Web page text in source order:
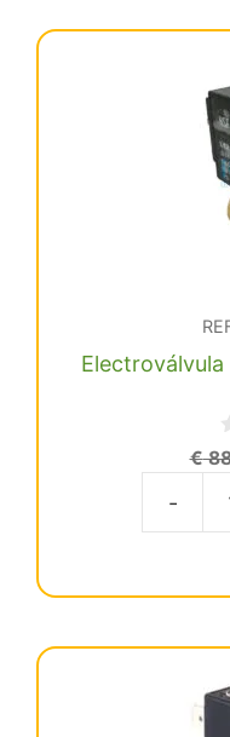
Electroválvula
0
d
5
€